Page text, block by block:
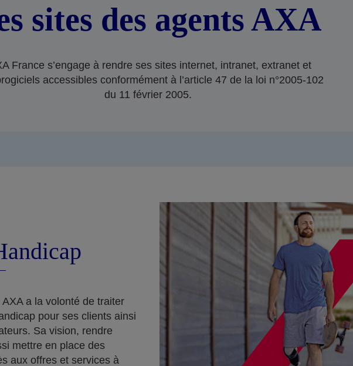
sites des agents AXA
France s’engage à rendre ses sites internet, intranet, extranet et
accessibles conformément à l’article 47 de la loi n°2005-102
du 11 février 2005.
a la volonté de traiter
pour ses clients ainsi
Sa vision, rendre
mettre en place des
aux offres et services à